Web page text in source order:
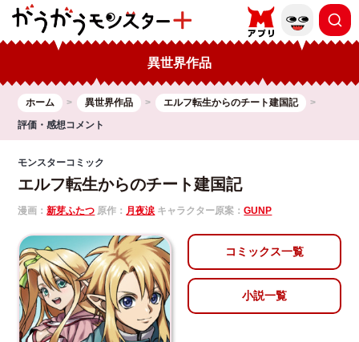
異世界作品
ホーム 異世界作品
エルフ転生からのチート建国記
評価・感想コメント
モンスターコミック
エルフ転生からのチート建国記
漫画：新芽ふたつ 原作： 月夜涙 キャラクター原案：GUNP
コミックス一覧
小説一覧